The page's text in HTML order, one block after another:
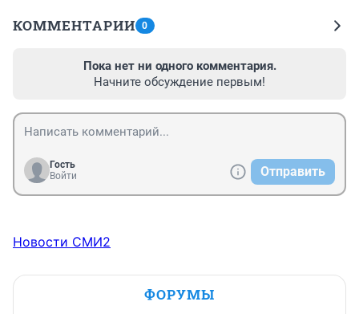
КОММЕНТАРИИ 0
Пока нет ни одного комментария.
Начните обсуждение первым!
Гость
Войти
Отправить
Новости СМИ2
ФОРУМЫ